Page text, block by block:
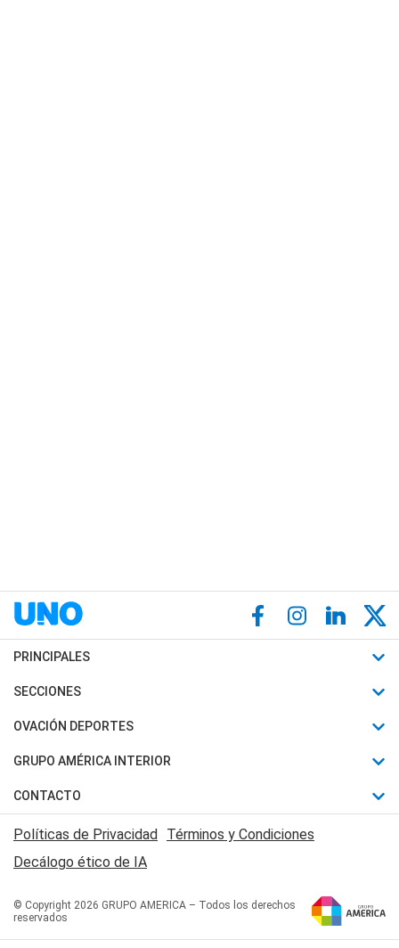
PRINCIPALES
Últimas Noticias
Política
Judiciales
Economia
SECCIONES
Horóscopo
Motores
Trucos caseros
Series y Películas
Edictos y Solicitadas
OVACIÓN DEPORTES
Fútbol
Mundial
Automovilismo
Rugby
Básquet
GRUPO AMÉRICA INTERIOR
Canal 7 en Vivo
San Juan 8
CONTACTO
Acerca de Nosotros
Contactanos
Políticas de Privacidad Términos y Condiciones
Decálogo ético de IA
© Copyright 2026 GRUPO AMERICA – Todos los derechos
reservados